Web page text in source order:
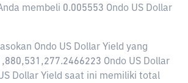
membeli 0.005553 Ondo US Dollar
Ondo US Dollar Yield yang
Ondo US Dollar
Dollar Yield saat ini memiliki total